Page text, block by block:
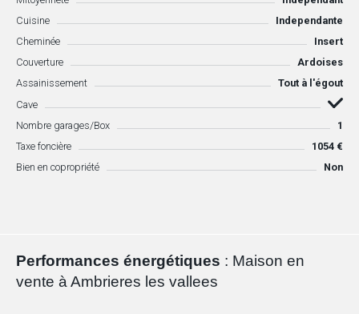
Cuisine
Independante
Cheminée
Insert
Couverture
Ardoises
Assainissement
Tout à l'égout
Cave
Nombre garages/Box
1
Taxe foncière
1054 €
Bien en copropriété
Non
Performances énergétiques : Maison en
vente à Ambrieres les vallees